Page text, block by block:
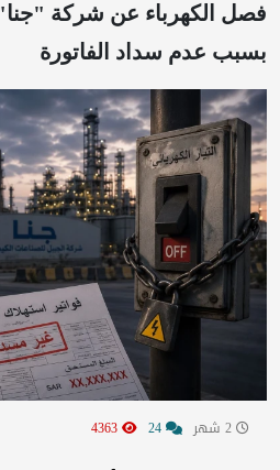
‏فصل الكهرباء عن شركة "جنا"
بسبب عدم سداد الفاتورة